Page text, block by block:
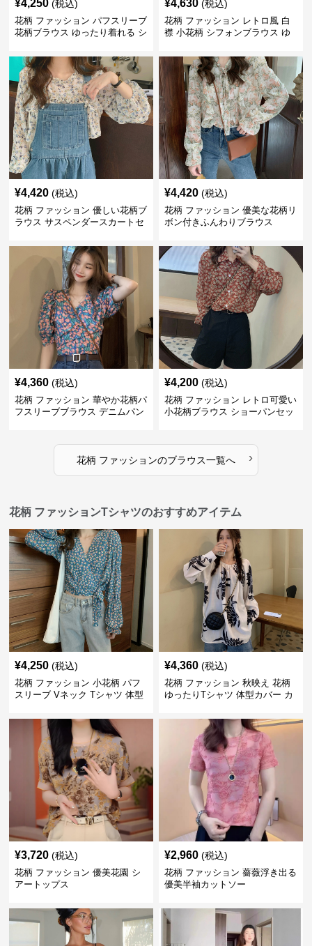
¥4,250 (税込)
花柄 ファッション パフスリーブ
花柄ブラウス ゆったり着れる シ
¥4,630 (税込)
花柄 ファッション レトロ風 白
襟 小花柄 シフォンブラウス ゆ
¥4,420 (税込)
花柄 ファッション 優しい花柄ブ
ラウス サスペンダースカートセ
¥4,420 (税込)
花柄 ファッション 優美な花柄リ
ボン付きふんわりブラウス
¥4,360 (税込)
花柄 ファッション 華やか花柄パ
フスリーブブラウス デニムパン
¥4,200 (税込)
花柄 ファッション レトロ可愛い
小花柄ブラウス ショーパンセッ
花柄 ファッションのブラウス一覧へ ›
花柄 ファッションTシャツのおすすめアイテム
¥4,250 (税込)
花柄 ファッション 小花柄 パフ
スリーブ Vネック Tシャツ 体型
¥4,360 (税込)
花柄 ファッション 秋映え 花柄
ゆったりTシャツ 体型カバー カ
¥3,720 (税込)
花柄 ファッション 優美花園 シ
アートップス
¥2,960 (税込)
花柄 ファッション 薔薇浮き出る
優美半袖カットソー